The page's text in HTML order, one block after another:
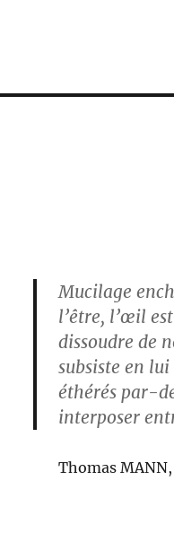
Mucilage
l’être, l’œil
dissoudre de
subsiste en
éthérés par-
interposer
Thomas